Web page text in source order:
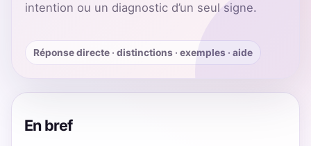
intention ou un diagnostic d’un seul signe.
Réponse directe · distinctions · exemples · aide
En bref